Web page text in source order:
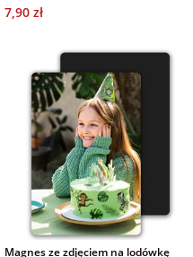
7,90 zł
Magnes ze zdjęciem na lodówkę